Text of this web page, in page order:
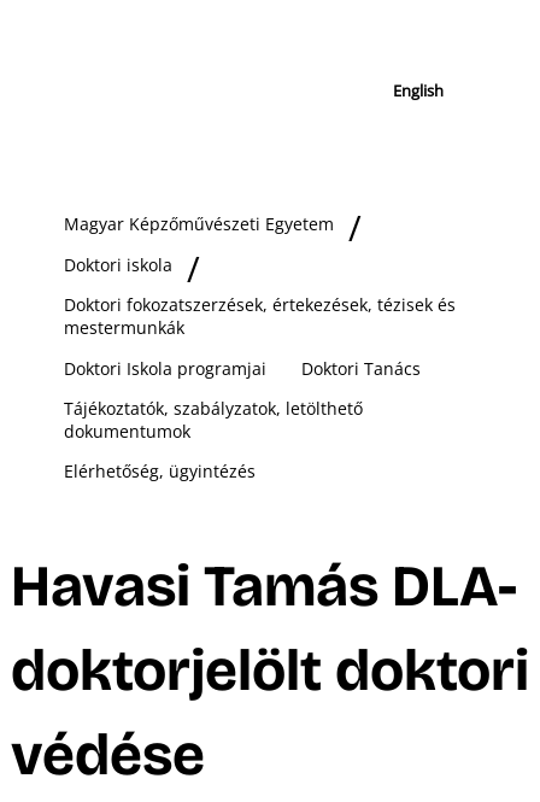
English
Magyar Képzőművészeti Egyetem
Doktori iskola
Doktori fokozatszerzések, értekezések, tézisek és
mestermunkák
Doktori Iskola programjai
Doktori Tanács
Tájékoztatók, szabályzatok, letölthető
dokumentumok
Elérhetőség, ügyintézés
Havasi Tamás DLA-
doktorjelölt doktori
védése